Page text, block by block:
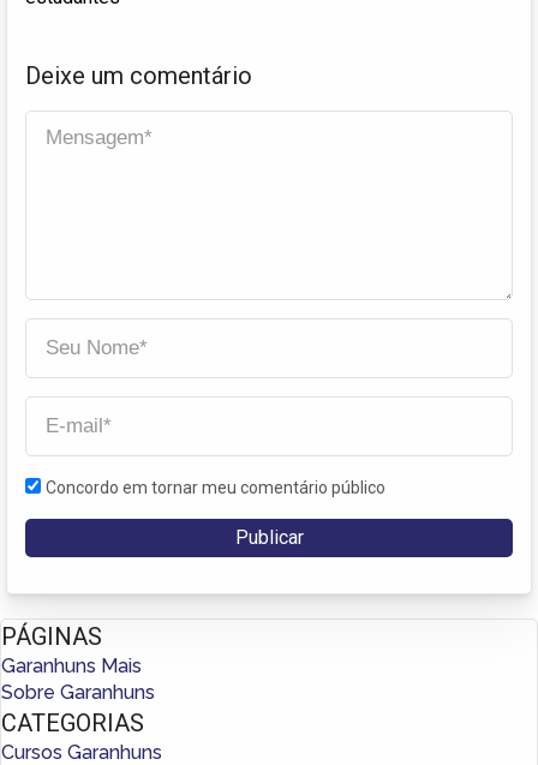
Deixe um comentário
Concordo em tornar meu comentário público
PÁGINAS
Garanhuns Mais
Sobre Garanhuns
CATEGORIAS
Cursos Garanhuns